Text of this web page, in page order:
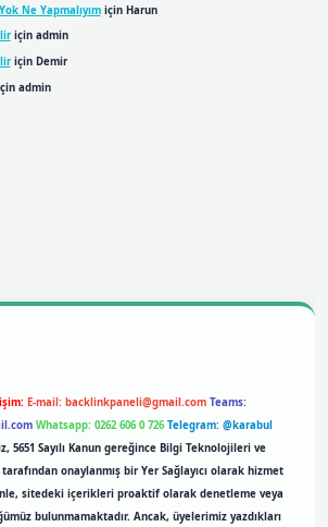
Ne Yapmalıyımiçin Harun
için admin
için Demir
admin
E-mail: backlinkpaneli@gmail.com Teams:
Whatsapp: 0262 606 0 726 Telegram: @karabul
5651 Sayılı Kanun gereğince Bilgi Teknolojileri ve
onaylanmış bir Yer Sağlayıcı olarak hizmet
sitedeki içerikleri proaktif olarak denetleme veya
bulunmamaktadır. Ancak, üyelerimiz yazdıkları